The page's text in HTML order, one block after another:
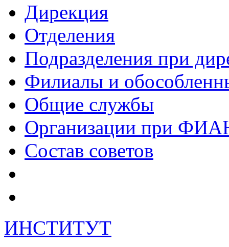
Дирекция
Отделения
Подразделения при
Филиалы и
Общие службы
Организации при
Состав советов
ИНСТИТУТ